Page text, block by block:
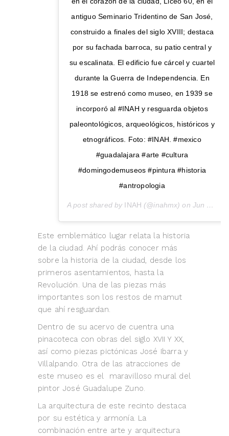
antiguo Seminario Tridentino de San José,
construido a finales del siglo XVIII; destaca
por su fachada barroca, su patio central y
su escalinata. El edificio fue cárcel y cuartel
durante la Guerra de Independencia. En
1918 se estrenó como museo, en 1939 se
incorporó al #INAH y resguarda objetos
paleontológicos, arqueológicos, históricos y
etnográficos. Foto: #INAH. #mexico
#guadalajara #arte #cultura
#domingodemuseos #pintura #historia
#antropologia
A post shared by INAH (@inahmx) on Jun 24, 2017 at 5:37am PDT
Este emblemático lugar relata la historia
de la ciudad. Ahí podrás conocer más
sobre la historia de la ciudad, desde los
primeros asentamientos, hasta la
Revolución. Una de las piezas más
importantes son los restos de mamut
que ahí resguardan.
Dentro de su acervo de cuentra una
pinacoteca con obras del siglo XVII Y XX,
así como piezas pictónicas José Ibarra y
Villalpando. Otra de las atracciones de
este museo es el maravilloso mural del
pintor José Guadalupe Zuno.
La arquitectura de este recinto destaca
por su estética y armonía. La
combinación entre arte y arquitectura